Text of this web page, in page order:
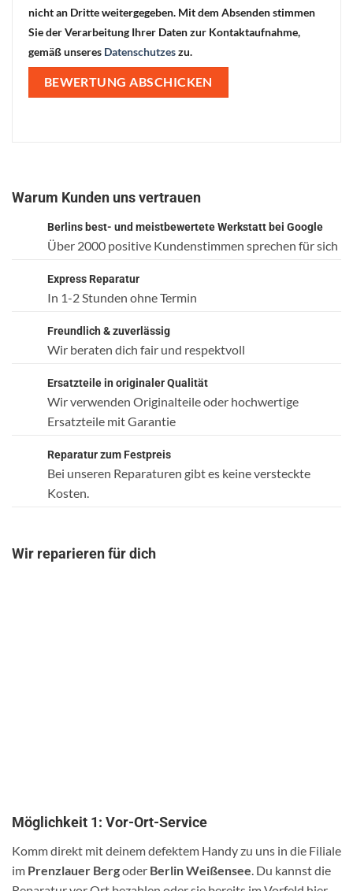
nicht an Dritte weitergegeben. Mit dem Absenden stimmen
Sie der Verarbeitung Ihrer Daten zur Kontaktaufnahme,
gemäß unseres Datenschutzeszu.
Warum Kunden uns vertrauen
Berlins best- und meistbewertete Werkstatt bei Google
Über 2000 positive Kundenstimmen sprechen für sich
Express Reparatur
In 1-2 Stunden ohne Termin
Freundlich & zuverlässig
Wir beraten dich fair und respektvoll
Ersatzteile in originaler Qualität
Wir verwenden Originalteile oder hochwertige
Ersatzteile mit Garantie
Reparatur zum Festpreis
Bei unseren Reparaturen gibt es keine versteckte
Kosten.
Wir reparieren für dich
Möglichkeit 1: Vor-Ort-Service
Komm direkt mit deinem defektem Handy zu uns in die Filiale
im Prenzlauer Bergoder Berlin Weißensee. Du kannst die